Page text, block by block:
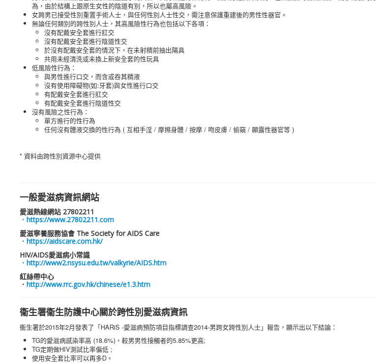
為，由於結構上跟原生女性的陰道有別，所以也屬高風險。
女跨男已接受性別重置手術人士，與任何性別人士性交，需注意保護重建後的男性性器官。
無論任何類別的跨性別人士，其高風險性行為也包括以下各項：
沒有配戴安全套進行肛交
沒有配戴安全套進行陰道性交
於沒有配戴安全套的情況下，在未射精前抽出陽具
共用未經清洗或未換上新安全套的性玩具
低風險性行為：
與男性進行口交，而含或吞其精液
沒有使用障礙物(如:牙套)與女性進行口交
有配戴安全套進行肛交
有配戴安全套進行陰道性交
沒有風險之性行為：
單方進行的性行為
任何沒有體液交換的性行為 ( 互相手淫 / 摩擦身體 / 按摩 / 吻皮膚 / 偷窺 / 顯露性器官等 )
* 資料由跨性別資源中心提供
一般愛滋病資訊網站
愛滋熱線網站 27802211
．https://www.27802211.com
愛滋寧養服務協會 The Society for AIDS Care
．https://aidscare.com.hk/
HIV/AIDS愛滋病小常識
．http://www2.nsysu.edu.tw/valkyrie/AIDS.htm
紅絲帶中心
． http://www.rrc.gov.hk/chinese/e1.3.htm
衞生署衞生防護中心關於跨性別愛滋病資訊
衞生署於2015年2月發表了「HARiS -愛滋病預防項目指標調查2014-男跨女跨性別人士」報告，顯示出以下結論：
TG的愛滋病感染率高 (18.6%)，較男男性接觸者的5.85%更高;
TG定期做HIV測試比率偏低 ;
使用安全套比率可以再多D。